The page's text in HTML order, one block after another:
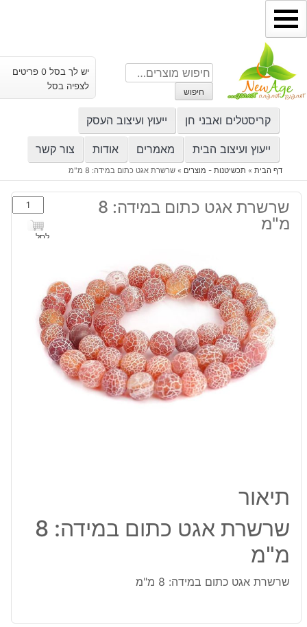
דילוג
לתוכן
חיפוש
עבור:
חיפוש
יש לך בסל 0 פריטים
לצפיה בסל
קריסטלים ואבני חן ייעוץ ועיצוב העסק
ייעוץ ועיצוב הבית מאמרים אודות צור קשר
דף הבית» תכשיטנות - מוצרים » שרשרת אגט כתום במידה: 8 מ"מ
שרשרת אגט כתום במידה: 8
מ"מ
כמות
של
שרשרת
8
מ"מ
לסל
תיאור
שרשרת אגט כתום במידה: 8
מ"מ
שרשרת אגט כתום במידה: 8 מ"מ